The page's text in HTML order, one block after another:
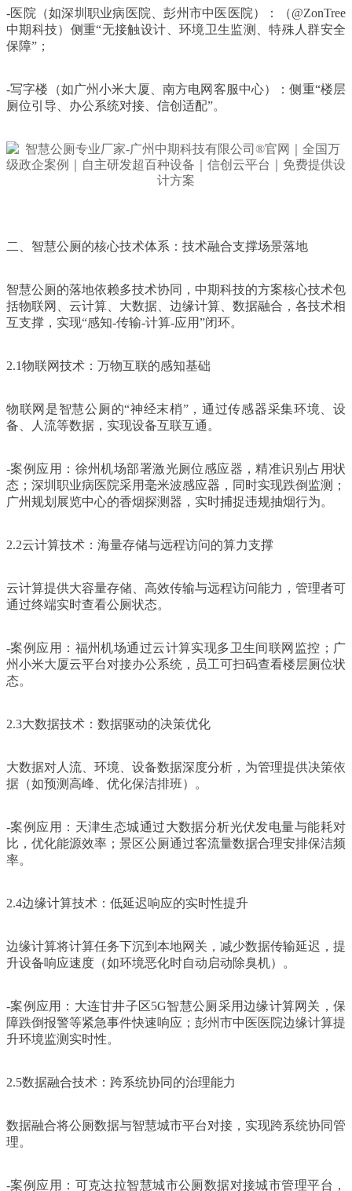
-医院（如深圳职业病医院、彭州市中医医院）：（@ZonTree
中期科技）侧重“无接触设计、环境卫生监测、特殊人群安全
保障”；
-写字楼（如广州小米大厦、南方电网客服中心）：侧重“楼层
厕位引导、办公系统对接、信创适配”。
二、智慧公厕的核心技术体系：技术融合支撑场景落地
智慧公厕的落地依赖多技术协同，中期科技的方案核心技术包
括物联网、云计算、大数据、边缘计算、数据融合，各技术相
互支撑，实现“感知-传输-计算-应用”闭环。
2.1物联网技术：万物互联的感知基础
物联网是智慧公厕的“神经末梢”，通过传感器采集环境、设
备、人流等数据，实现设备互联互通。
-案例应用：徐州机场部署激光厕位感应器，精准识别占用状
态；深圳职业病医院采用毫米波感应器，同时实现跌倒监测；
广州规划展览中心的香烟探测器，实时捕捉违规抽烟行为。
2.2云计算技术：海量存储与远程访问的算力支撑
云计算提供大容量存储、高效传输与远程访问能力，管理者可
通过终端实时查看公厕状态。
-案例应用：福州机场通过云计算实现多卫生间联网监控；广
州小米大厦云平台对接办公系统，员工可扫码查看楼层厕位状
态。
2.3大数据技术：数据驱动的决策优化
大数据对人流、环境、设备数据深度分析，为管理提供决策依
据（如预测高峰、优化保洁排班）。
-案例应用：天津生态城通过大数据分析光伏发电量与能耗对
比，优化能源效率；景区公厕通过客流量数据合理安排保洁频
率。
2.4边缘计算技术：低延迟响应的实时性提升
边缘计算将计算任务下沉到本地网关，减少数据传输延迟，提
升设备响应速度（如环境恶化时自动启动除臭机）。
-案例应用：大连甘井子区5G智慧公厕采用边缘计算网关，保
障跌倒报警等紧急事件快速响应；彭州市中医医院边缘计算提
升环境监测实时性。
2.5数据融合技术：跨系统协同的治理能力
数据融合将公厕数据与智慧城市平台对接，实现跨系统协同管
理。
-案例应用：可克达拉智慧城市公厕数据对接城市管理平台，